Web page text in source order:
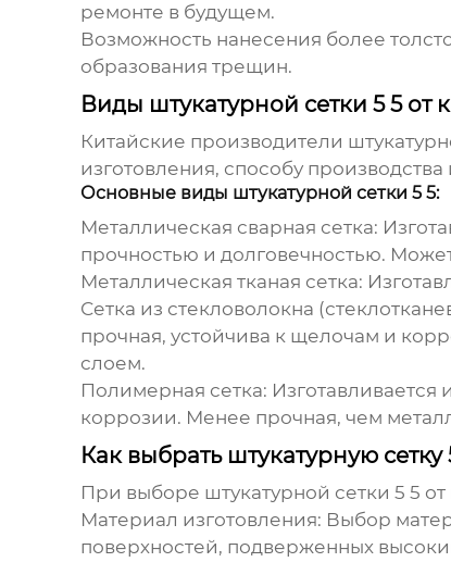
ремонте в будущем.
Возможность нанесения более
образования трещин.
Виды штукатурной сетки 5 5 от
Китайские производители
изготовления, способу
Основные виды штукатурной сетки 5 5:
Металлическая сварная сетка:
прочностью и долговечностью.
Металлическая тканая сетка:
Сетка из стекловолокна
прочная, устойчива к щелочам и
слоем.
Полимерная сетка:
коррозии. Менее прочная, чем
Как выбрать штукатурную
При выборе штукатурной сетки 5 5 от
Материал изготовления: Выбор
поверхностей, подверженных